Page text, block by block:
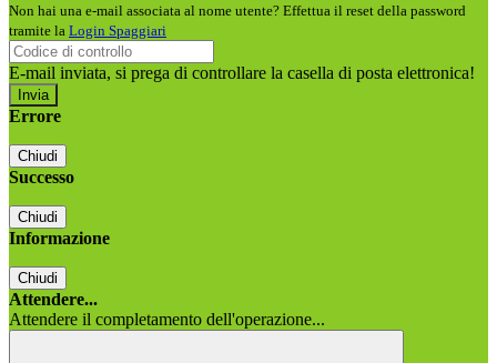
Non hai una e-mail associata al nome utente? Effettua il reset della password
tramite la Login Spaggiari
E-mail inviata, si prega di controllare la casella di posta elettronica!
Errore
Chiudi
Successo
Chiudi
Informazione
Chiudi
Attendere...
Attendere il completamento dell'operazione...